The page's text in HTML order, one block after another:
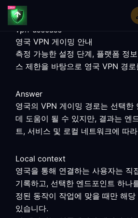
vpn-usecase
영국 VPN 게이밍 안내
측정 가능한 설정 단계, 플랫폼 정
스 제한을 바탕으로 영국 VPN 경
Answer
영국의 VPN 게이밍 경로는 선택한
데 도움이 될 수 있지만, 결과는 엔
트, 서비스 및 로컬 네트워크에 따
Local context
영국을 통해 연결하는 사용자는 직
기록하고, 선택한 엔드포인트 하나
정된 동작이 작업에 맞을 때만 해
있습니다.